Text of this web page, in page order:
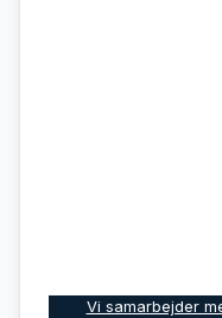
Vi samarbejder